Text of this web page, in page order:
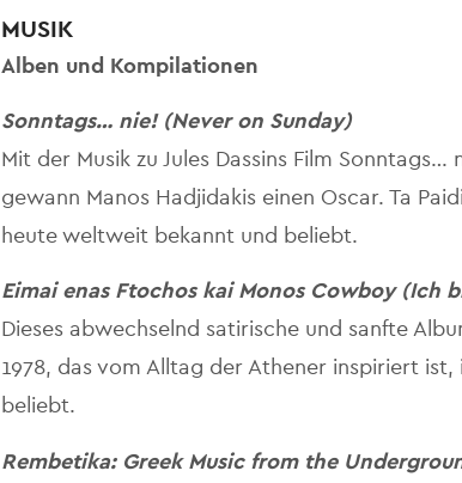
MUSIK
Alben und Kompilationen
Sonntags… nie! (Never on Sunday)
Mit der Musik zu Jules Dassins Film
gewann Manos Hadjidakis einen Oscar. Ta
heute weltweit bekannt und beliebt.
Eimai enas Ftochos kai Monos Cowboy (Ich
Dieses abwechselnd satirische und sanfte
1978, das vom Alltag der Athener inspiriert
beliebt.
Rembetika: Greek Music from the